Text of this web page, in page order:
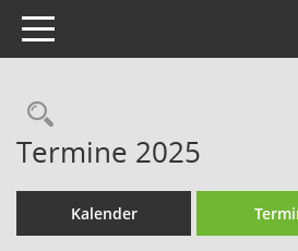
Toggle navigation
Rechercheauswahl
Termine 2025
Kalender